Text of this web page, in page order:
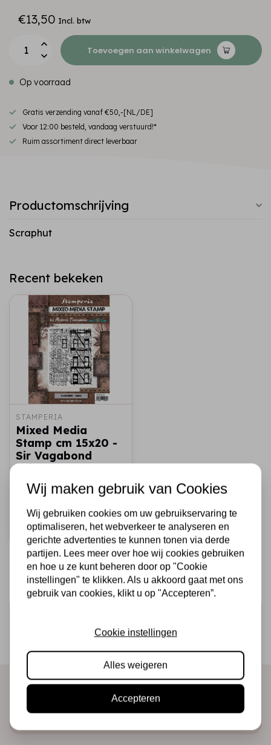
€13,50 Incl. btw
Toevoegen aan winkelwagen
Op voorraad
Gratis verzending vanaf €50,-[NL/DE]
Voor 12:00 besteld, vandaag verstuurd!*
Ruim assortiment direct leverbaar
Productomschrijving
Scraphut
Recent bekeken
STAMPERIA
Mixed Media
Stamp cm 15x20 -
Sir Vagabond
Aviator New York
building
Snel toevoegen
Ontvang als eerste onze actie en nieuwe producten
direct in je mailbox!
Wij maken gebruik van Cookies
Wij gebruiken cookies om uw gebruikservaring te
optimaliseren, het webverkeer te analyseren en
gerichte advertenties te kunnen tonen via derde
partijen. Lees meer over hoe wij cookies gebruiken
en hoe u ze kunt beheren door op "Cookie
instellingen" te klikken. Als u akkoord gaat met ons
gebruik van cookies, klikt u op "Accepteren”.
Cookie instellingen
Alles weigeren
Accepteren